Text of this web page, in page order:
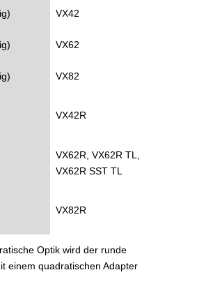
VX42
VX62
VX82
VX42R
VX62R, VX62R TL,
VX62R SST TL
VX82R
Optik wird der runde
einem quadratischen Adapter